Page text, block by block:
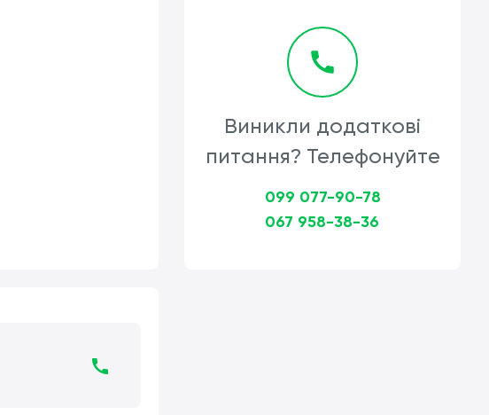
Виникли додаткові
питання? Телефонуйте
099 077-90-78
067 958-38-36